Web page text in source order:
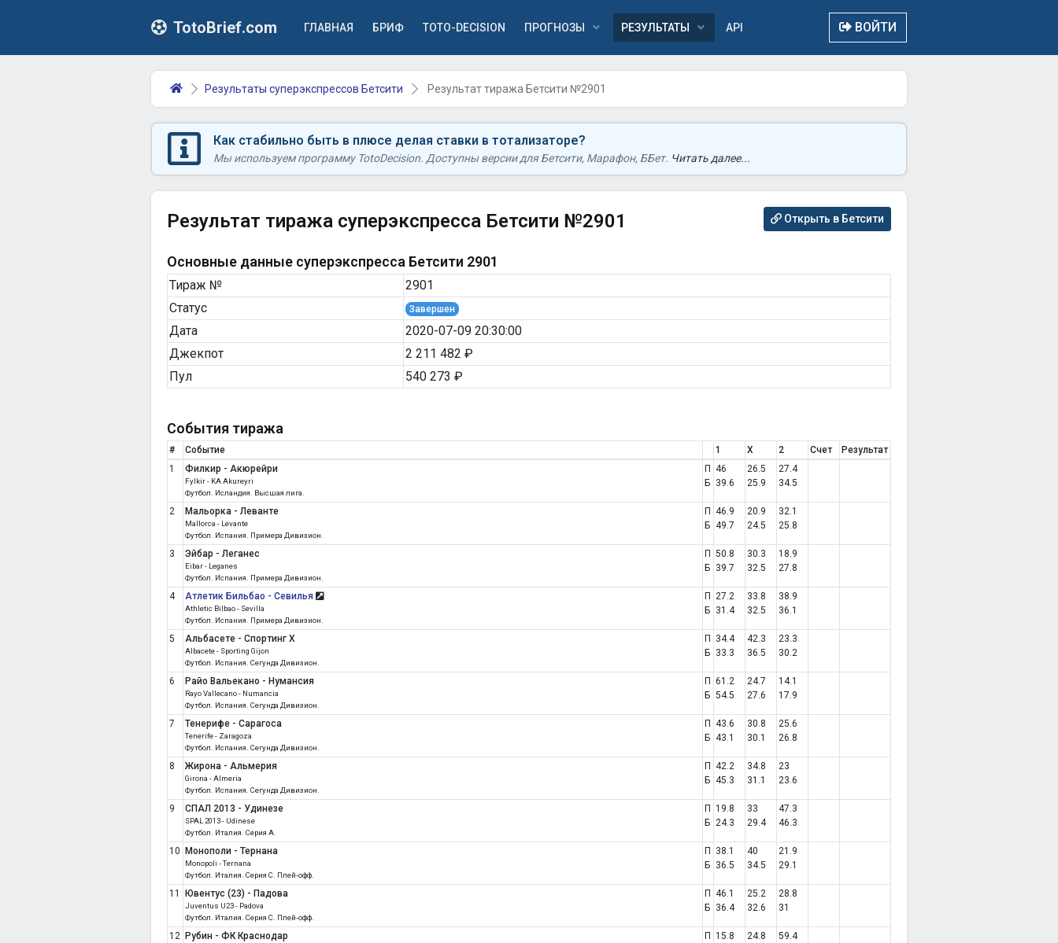
TotoBrief.com ГЛАВНАЯ БРИФ TOTO-DECISION ПРОГНОЗЫ РЕЗУЛЬТАТЫ API ВОЙТИ
Результаты суперэкспрессов Бетсити Результат тиража Бетсити №2901
Как стабильно быть в плюсе делая ставки в тотализаторе?
Мы используем программу TotoDecision. Доступны версии для Бетсити, Марафон, ББет. Читать далее...
Результат тиража суперэкспресса Бетсити №2901 Открыть в Бетсити
Основные данные суперэкспресса Бетсити 2901
Тираж №
2901
Статус
Завершен
Дата
2020-07-09 20:30:00
Джекпот
2 211 482 ₽
Пул
540 273 ₽
События тиража
# Событие 1 X 2 Счет
Результат
1
Филкир - Акюрейри
Fylkir - KA Akureyri
Футбол. Исландия. Высшая лига.
П
Б
46
39.6
26.5
25.9
27.4
34.5
2 Мальорка - Леванте
Mallorca - Levante
Футбол. Испания. Примера Дивизион.
П
Б
46.9
49.7
20.9
24.5
32.1
25.8
3 Эйбар - Леганес
Eibar - Leganes
Футбол. Испания. Примера Дивизион.
П
Б
50.8
39.7
30.3
32.5
18.9
27.8
4 Атлетик Бильбао - Севилья
Athletic Bilbao - Sevilla
Футбол. Испания. Примера Дивизион.
П
Б
27.2
31.4
33.8
32.5
38.9
36.1
5 Альбасете - Спортинг Х
Albacete - Sporting Gijon
Футбол. Испания. Сегунда Дивизион.
П
Б
34.4
33.3
42.3
36.5
23.3
30.2
6 Райо Вальекано - Нумансия
Rayo Vallecano - Numancia
Футбол. Испания. Сегунда Дивизион.
П
Б
61.2
54.5
24.7
27.6
14.1
17.9
7 Тенерифе - Сарагоса
Tenerife - Zaragoza
Футбол. Испания. Сегунда Дивизион.
П
Б
43.6
43.1
30.8
30.1
25.6
26.8
8 Жирона - Альмерия
Girona - Almeria
Футбол. Испания. Сегунда Дивизион.
П
Б
42.2
45.3
34.8
31.1
23
23.6
9 СПАЛ 2013 - Удинезе
SPAL 2013 - Udinese
Футбол. Италия. Серия A.
П
Б
19.8
24.3
33
29.4
47.3
46.3
10 Монополи - Тернана
Monopoli - Ternana
Футбол. Италия. Серия C. Плей-офф.
П
Б
38.1
36.5
40
34.5
21.9
29.1
11 Ювентус (23) - Падова
Juventus U23 - Padova
Футбол. Италия. Серия C. Плей-офф.
П
Б
46.1
36.4
25.2
32.6
28.8
31
12 Рубин - ФК Краснодар
П
15.8
24.8
59.4